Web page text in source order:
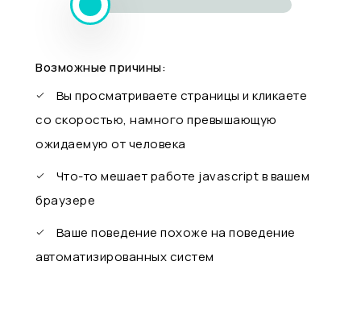
Возможные причины:
Вы просматриваете страницы и кликаете
со скоростью, намного превышающую
ожидаемую от человека
Что-то мешает работе javascript в вашем
браузере
Ваше поведение похоже на поведение
автоматизированных систем